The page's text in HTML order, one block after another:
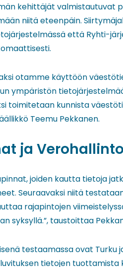
kehittäjät valmistautuvat
niitä eteenpäin.
että Ryhti-
otamme käyttöön
ympäristön
toimitetaan kunnista
Teemu Pekkanen.
ja
joiden kautta tietoja
Seuraavaksi niitä
rajapintojen
syksyllä.”, taustoittaa
testaamassa ovat Turku
tietojen tuottamista